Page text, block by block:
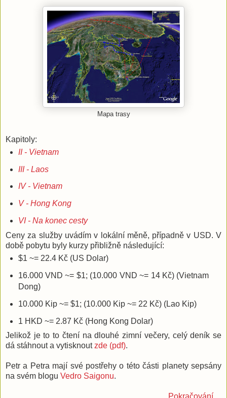
Mapa trasy
Kapitoly:
II - Vietnam
III - Laos
IV - Vietnam
V - Hong Kong
VI - Na konec cesty
Ceny za služby uvádím v lokální měně, případně v USD. V
době pobytu byly kurzy přibližně následující:
$1 ~= 22.4 Kč (US Dolar)
16.000 VND ~= $1; (10.000 VND ~= 14 Kč) (Vietnam
Dong)
10.000 Kip ~= $1; (10.000 Kip ~= 22 Kč) (Lao Kip)
1 HKD ~= 2.87 Kč (Hong Kong Dolar)
Jelikož je to to čtení na dlouhé zimní večery, celý deník se
dá stáhnout a vytisknoutzde (pdf).
Petr a Petra mají své postřehy o této části planety sepsány
na svém blogu Vedro Saigonu.